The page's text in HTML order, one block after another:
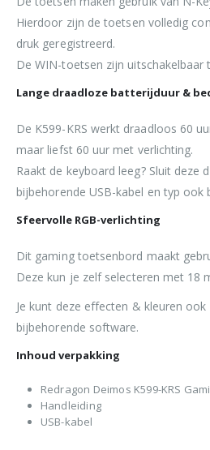
Hierdoor zijn de toetsen volledig
druk geregistreerd.
De WIN-toetsen zijn uitschakelbaar
Lange draadloze batterijduur &
De K599-KRS werkt draadloos 60
maar liefst 60 uur met verlichting.
Raakt de keyboard leeg? Sluit deze
bijbehorende USB-kabel en typ ook
Sfeervolle RGB-verlichting
Dit gaming toetsenbord maakt
Deze kun je zelf selecteren met 18
Je kunt deze effecten & kleuren
bijbehorende software.
Inhoud verpakking
Redragon Deimos K599-KRS
Handleiding
USB-kabel